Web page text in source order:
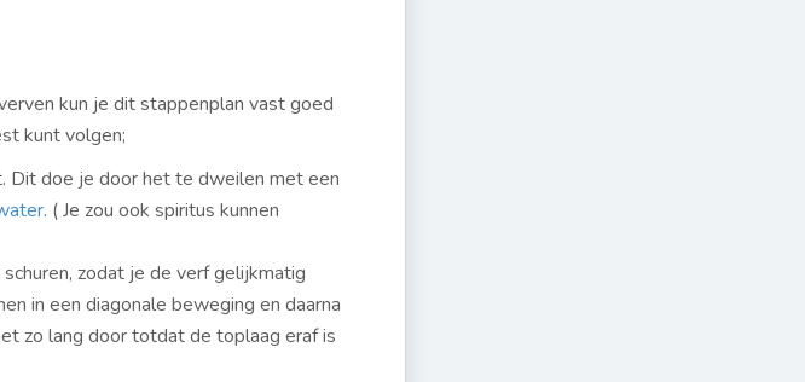
kun je dit stappenplan vast goed
kunt volgen;
Dit doe je door het te dweilen met een
. ( Je zou ook spiritus kunnen
zodat je de verf gelijkmatig
in een diagonale beweging en daarna
zo lang door totdat de toplaag eraf is